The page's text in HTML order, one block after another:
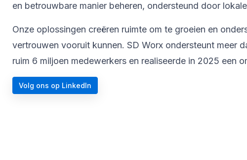
en betrouwbare manier beheren, ondersteund door
Onze oplossingen creëren ruimte om te groeien en
vertrouwen vooruit kunnen. SD Worx ondersteunt meer
ruim 6 miljoen medewerkers en realiseerde in 2025 een
Volg ons op LinkedIn